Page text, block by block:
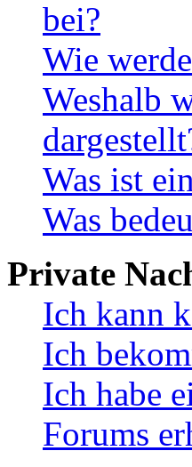
bei?
Wie
Weshalb
Was ist
Was
Private
Ich kann
Ich
Ich habe
Forums